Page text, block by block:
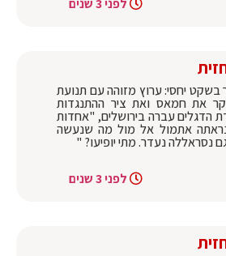
לפני 3 שנים
יחסי: ערוץ מזוהה עם תנועת
את חמאס ואת ציר ההתנגדות
הדגלים עברה בירושלים, "אחדות
נראתה אתמול אל מול מה שנעשה
נסראללה נעדר. מתי יופיעו? "
לפני 3 שנים